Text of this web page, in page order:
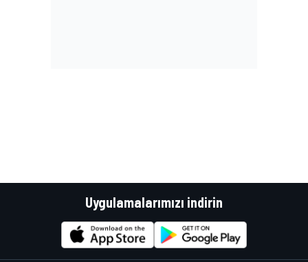
Uygulamalarımızı indirin